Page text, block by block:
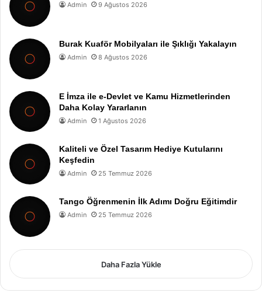
Admin 9 Ağustos 2026
Burak Kuaför Mobilyaları ile Şıklığı Yakalayın
Admin 8 Ağustos 2026
E İmza ile e-Devlet ve Kamu Hizmetlerinden
Daha Kolay Yararlanın
Admin 1 Ağustos 2026
Kaliteli ve Özel Tasarım Hediye Kutularını
Keşfedin
Admin 25 Temmuz 2026
Tango Öğrenmenin İlk Adımı Doğru Eğitimdir
Admin 25 Temmuz 2026
Daha Fazla Yükle